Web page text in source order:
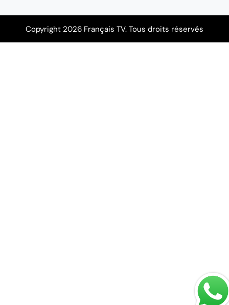
Copyright 2026 Français TV. Tous droits réservés